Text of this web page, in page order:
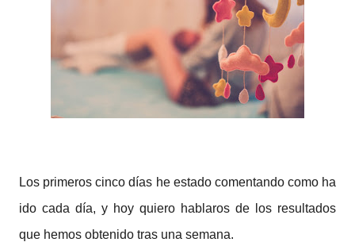
Los primeros cinco días he estado comentando como ha
ido cada día, y hoy quiero hablaros de los resultados
que hemos obtenido tras una semana.